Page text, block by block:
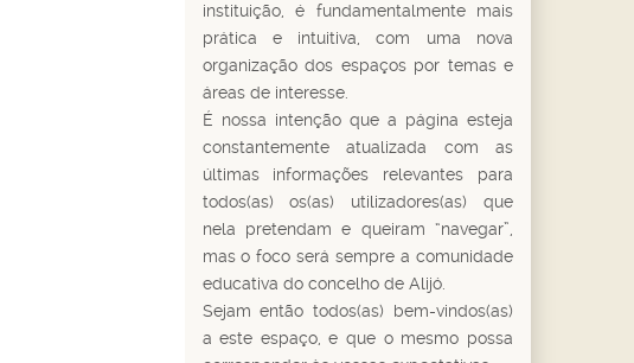
instituição, é fundamentalmente mais
prática e intuitiva, com uma nova
organização dos espaços por temas e
áreas de interesse.
É nossa intenção que a página esteja
constantemente atualizada com as
últimas informações relevantes para
todos(as) os(as) utilizadores(as) que
nela pretendam e queiram “navegar”,
mas o foco será sempre a comunidade
educativa do concelho de Alijó.
Sejam então todos(as) bem-vindos(as)
a este espaço, e que o mesmo possa